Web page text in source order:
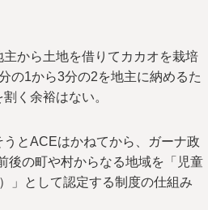
から土地を借りてカカオを栽培
の1から3分の2を地主に納めるた
く余裕はない。
とACEはかねてから、ガーナ政
後の町や村からなる地域を「児童
」として認定する制度の仕組み